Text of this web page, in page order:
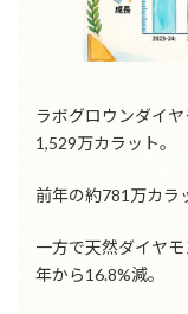
ラボグロウンダイ
1,529万カラット。
前年の約781万カラ
一方で天然ダイヤ
年から16.8%減。